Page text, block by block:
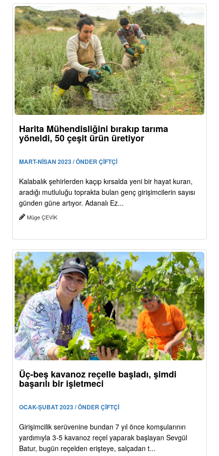
Harita Mühendisliğini bırakıp tarıma
yöneldi, 50 çeşit ürün üretiyor
MART-NİSAN 2023 / ÖNDER ÇİFTÇİ
Kalabalık şehirlerden kaçıp kırsalda yeni bir hayat kuran,
aradığı mutluluğu toprakta bulan genç girişimcilerin sayısı
günden güne artıyor. Adanalı Ez...
Müge ÇEVİK
Üç-beş kavanoz reçelle başladı, şimdi
başarılı bir işletmeci
OCAK-ŞUBAT 2023 / ÖNDER ÇİFTÇİ
Girişimcilik serüvenine bundan 7 yıl önce komşularının
yardımıyla 3-5 kavanoz reçel yaparak başlayan Sevgül
Batur, bugün reçelden erişteye, salçadan t...